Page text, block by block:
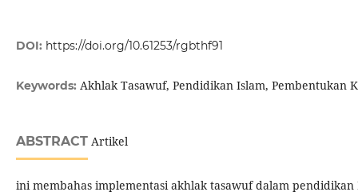
DOI: https://doi.org/10.61253/rgbthf91
Keywords: Akhlak Tasawuf, Pendidikan Islam, Pembentukan
ABSTRACTArtikel
ini membahas implementasi akhlak tasawuf dalam